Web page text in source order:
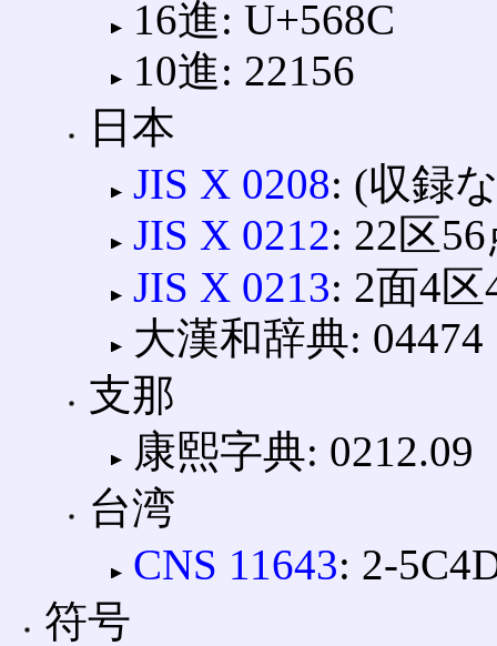
16進: U+568C
10進: 22156
日本
JIS X 0208: (収録
JIS X 0212: 22区
JIS X 0213: 2面4区
大漢和辞典: 04474
支那
康熙字典: 0212.09
台湾
CNS 11643: 2-
符号